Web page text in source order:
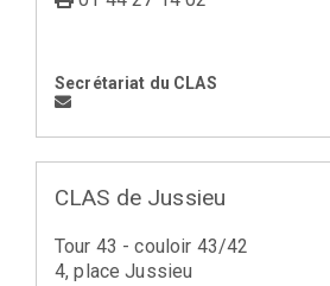
Secrétariat du CLAS
CLAS de Jussieu
Tour 43 - couloir 43/42
4, place Jussieu